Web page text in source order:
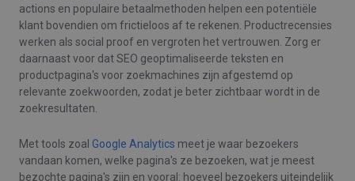
actions en populaire betaalmethoden helpen een potentiële
klant bovendien om frictieloos af te rekenen. Productrecensies
werken als social proof en vergroten het vertrouwen. Zorg er
daarnaast voor dat SEO geoptimaliseerde teksten en
productpagina's voor zoekmachines zijn afgestemd op
relevante zoekwoorden, zodat je beter zichtbaar wordt in de
zoekresultaten.
Met tools zoal Google Analytics meet je waar bezoekers
vandaan komen, welke pagina's ze bezoeken, wat je meest
bezochte pagina's zijn en vooral: hoeveel bezoekers uiteindelijk